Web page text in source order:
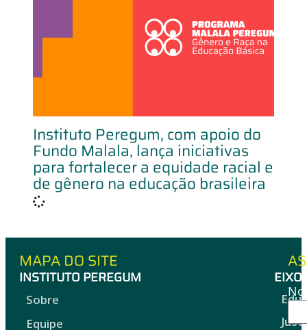
Instituto Peregum, com apoio do
Fundo Malala, lança iniciativas
para fortalecer a equidade racial e
de gênero na educação brasileira
MAPA DO SITE
INSTITUTO PEREGUM
Sobre
Equipe